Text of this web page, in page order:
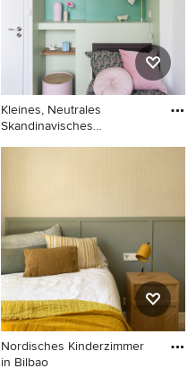
Kleines, Neutrales
Skandinavisches
Kleines, Neutrales
Wandfarbe und hellem
Holzboden in Paris
Nordisches Kinderzimmer
in Bilbao